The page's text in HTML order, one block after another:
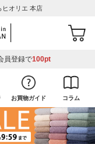
ヒオリエ 本店
員登録で100pt
お買物ガイド コラム